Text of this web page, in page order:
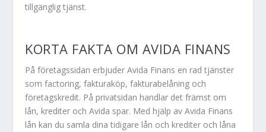
tillgänglig tjänst.
KORTA FAKTA OM AVIDA FINANS
På företagssidan erbjuder Avida Finans en rad tjänster
som factoring, fakturaköp, fakturabelåning och
företagskredit. På privatsidan handlar det främst om
lån, krediter och Avida spar. Med hjälp av Avida Finans
lån kan du samla dina tidigare lån och krediter och låna